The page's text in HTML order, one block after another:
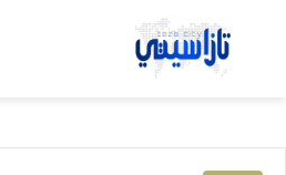
بحث عن